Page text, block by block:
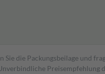
Sie die Packungsbeilage und
Preisempfehlung